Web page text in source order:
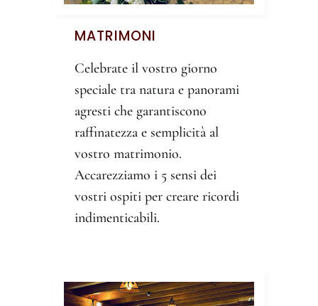
MATRIMONI
Celebrate il vostro giorno
speciale tra natura e panorami
agresti che garantiscono
raffinatezza e semplicità al
vostro matrimonio.
Accarezziamo i 5 sensi dei
vostri ospiti per creare ricordi
indimenticabili.